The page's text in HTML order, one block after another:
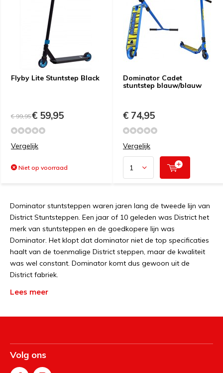
Flyby Lite Stuntstep Black
€ 99,95€ 59,95
Vergelijk
Niet op voorraad
Dominator Cadet
stuntstep blauw/blauw
€ 74,95
Vergelijk
Dominator stuntsteppen waren jaren lang de tweede lijn van
District Stuntsteppen. Een jaar of 10 geleden was District het
merk van stuntsteppen en de goedkopere lijn was
Dominator. Het klopt dat dominator niet de top specificaties
haalt van de toenmalige District steppen, maar de kwaliteit
was wel constant. Dominator komt dus gewoon uit de
District fabriek.
leidende positie gekost.
Wellicht heeft een District ontwerper ook bedacht dat bij de
Lees meer
Volg ons